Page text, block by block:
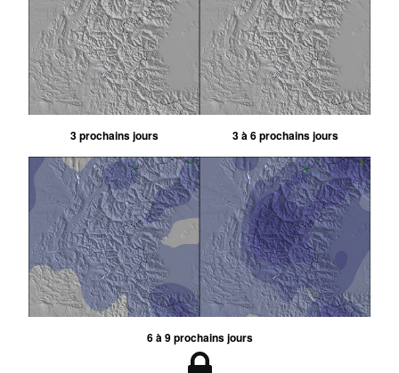
3 prochains jours 3 à 6 prochains jours
6 à 9 prochains jours